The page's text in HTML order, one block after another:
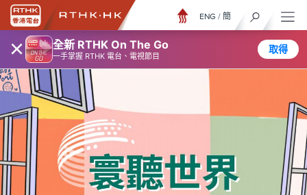
× 全新 RTHK On The Go
一手掌握 RTHK 電台、電視節目
取得
ENG / 簡